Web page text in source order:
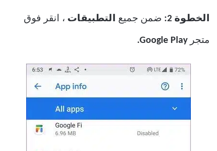
الخطوة 2: ضمن جميع التطبيقات ، انقر فوق
متجر Google Play.